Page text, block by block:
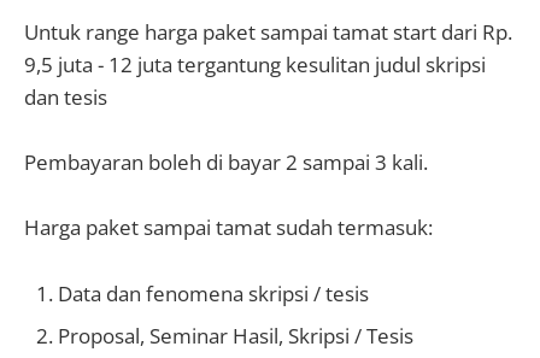
Untuk range harga paket sampai tamat start dari Rp.
9,5 juta - 12 juta tergantung kesulitan judul skripsi
dan tesis
Pembayaran boleh di bayar 2 sampai 3 kali.
Harga paket sampai tamat sudah termasuk:
Data dan fenomena skripsi / tesis⁠
Proposal, Seminar Hasil, Skripsi / Tesis